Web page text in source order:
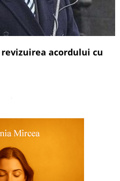
revizuirea acordului cu